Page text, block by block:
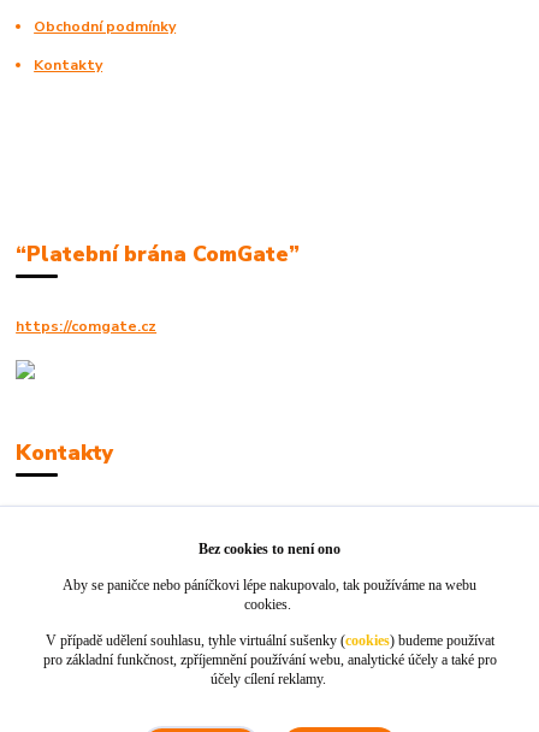
Obchodní podmínky
Kontakty
“Platební brána ComGate”
https://comgate.cz
Kontakty
info@jackie-shop.cz
Bez cookies to není ono
Aby se paničce nebo páníčkovi lépe nakupovalo, tak používáme na webu
cookies.
V případě udělení souhlasu, tyhle virtuální sušenky (cookies) budeme používat
pro základní funkčnost, zpříjemnění používání webu, analytické účely a také pro
účely cílení reklamy.